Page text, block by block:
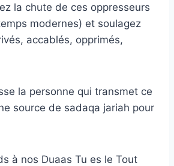
la chute de ces oppresseurs
modernes) et soulagez
accablés, opprimés,
la personne qui transmet ce
source de sadaqa jariah pour
à nos Duaas Tu es le Tout